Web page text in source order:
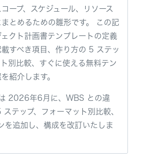
ープ、スケジュール、リソース
とめるための雛形です。 この記
クト計画書テンプレートの定義
すべき項目、作り方の 5 ステッ
別比較、すぐに使える無料テン
紹介します。
2026年6月に、WBS との違
テップ、フォーマット別比較、
を追加し、構成を改訂いたしま